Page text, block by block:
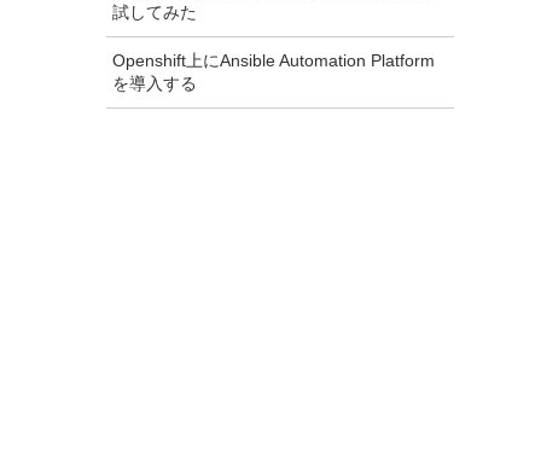
試してみた
Openshift上にAnsible Automation Platform
を導入する